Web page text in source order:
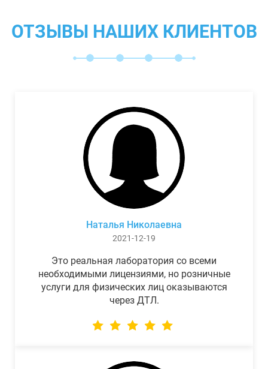
ОТЗЫВЫ НАШИХ КЛИЕНТОВ
Наталья Николаевна
2021-12-19
Это реальная лаборатория со всеми
необходимыми лицензиями, но розничные
услуги для физических лиц оказываются
через ДТЛ.